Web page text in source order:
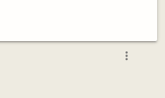
more_vert